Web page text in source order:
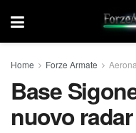
Home Forze Armate
Base
nuovo